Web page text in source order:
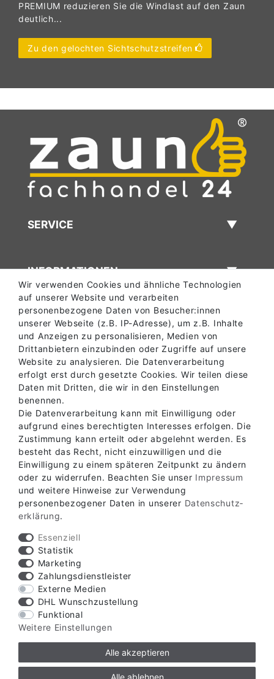
PREMIUM reduzieren Sie die Windlast auf den Zaun
deutlich...
Zu den gelochten Sichtschutzstreifen
SERVICE
INFORMATIONEN
ABHOLLAGER
KONTAKT
Verfügbare Zahlungsarten
Wir verwenden Cookies und ähnliche Technologien
auf unserer Website und verarbeiten
personenbezogene Daten von Besucher:innen
unserer Webseite (z.B. IP-Adresse), um z.B. Inhalte
und Anzeigen zu personalisieren, Medien von
Drittanbietern einzubinden oder Zugriffe auf unsere
Website zu analysieren. Die Datenverarbeitung
erfolgt erst durch gesetzte Cookies. Wir teilen diese
Daten mit Dritten, die wir in den Einstellungen
benennen.
Die Datenverarbeitung kann mit Einwilligung oder
aufgrund eines berechtigten Interesses erfolgen. Die
Zustimmung kann erteilt oder abgelehnt werden. Es
besteht das Recht, nicht einzuwilligen und die
Einwilligung zu einem späteren Zeitpunkt zu ändern
oder zu widerrufen. Beachten Sie unser Impressum
und weitere Hinweise zur Verwendung
personenbezogener Daten in unserer Daten­schutz­
erklärung.
Essenziell
Statistik
Marketing
Zahlungsdienstleister
Externe Medien
DHL Wunschzustellung
Funktional
Weitere Einstellungen
Alle akzeptieren
Alle ablehnen